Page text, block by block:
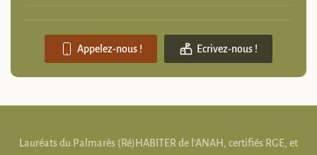
Appelez-nous ! Ecrivez-nous !
Lauréats du Palmarès (Ré)HABITER de l'ANAH, certifiés RGE, et